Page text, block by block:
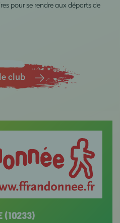
pour se rendre aux départs de
club
(10233)